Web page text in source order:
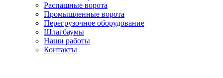
Распашные ворота
Промышленные ворота
Перегрузочное оборудование
Шлагбаумы
Наши работы
Контакты